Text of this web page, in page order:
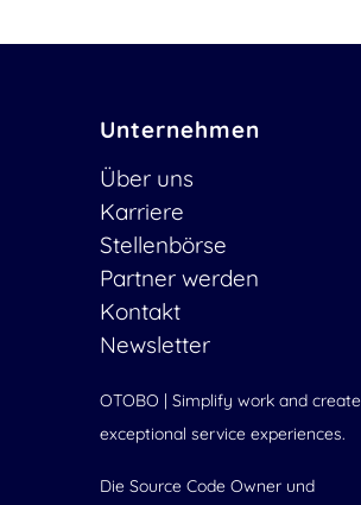
Unternehmen
Über uns
Karriere
Stellenbörse
Partner werden
Kontakt
Newsletter
OTOBO | Simplify work and create
exceptional service experiences.
Die Source Code Owner und